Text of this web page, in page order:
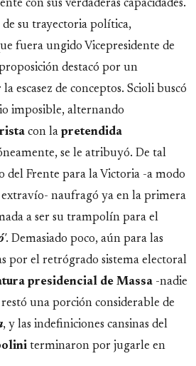
con sus verdaderas capacidades.
de su trayectoria política,
fuera ungido Vicepresidente de
destacó por un
escasez de conceptos. Scioli buscó
imposible, alternando
con la pretendida
se le atribuyó. De tal
del Frente para la Victoria -a modo
naufragó ya en la primera
a ser su trampolín para el
'. Demasiado poco, aún para las
por el retrógrado sistema electoral
presidencial de Massa -nadie
una porción considerable de
, y las indefiniciones cansinas del
terminaron por jugarle en